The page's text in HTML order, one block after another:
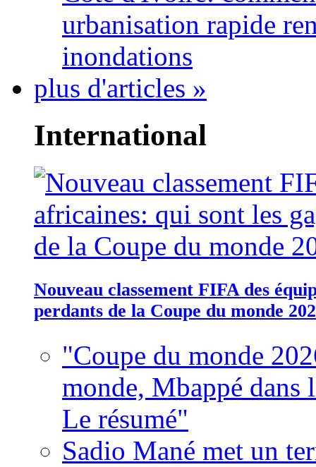
urbanisation rapide
inondations
plus d'articles »
International
Nouveau classement FIFA des
perdants de la Coupe du monde
"Coupe du monde
monde, Mbappé dans
Le résumé"
Sadio Mané met un